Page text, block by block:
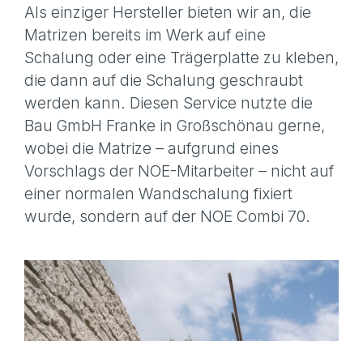
Als einziger Hersteller bieten wir an, die
Matrizen bereits im Werk auf eine
Schalung oder eine Trägerplatte zu kleben,
die dann auf die Schalung geschraubt
werden kann. Diesen Service nutzte die
Bau GmbH Franke in Großschönau gerne,
wobei die Matrize – aufgrund eines
Vorschlags der NOE-Mitarbeiter – nicht auf
einer normalen Wandschalung fixiert
wurde, sondern auf der NOE Combi 70.